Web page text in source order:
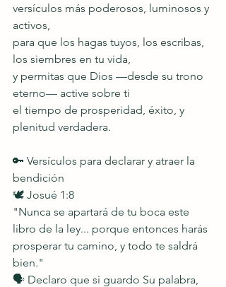
versículos más poderosos, luminosos y
activos,
para que los hagas tuyos, los escribas,
los siembres en tu vida,
y permitas que Dios —desde su trono
eterno— active sobre ti
el tiempo de prosperidad, éxito, y
plenitud verdadera.
🔑 Versículos para declarar y atraer la
bendición
🕊️ Josué 1:8
"Nunca se apartará de tu boca este
libro de la ley... porque entonces harás
prosperar tu camino, y todo te saldrá
bien."
🗣️ Declaro que si guardo Su palabra,